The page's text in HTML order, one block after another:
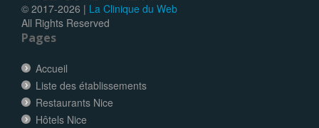
© 2017-2026 | La Clinique du Web
All Rights Reserved
Pages
Accueil
Liste des établissements
Restaurants Nice
Hôtels Nice